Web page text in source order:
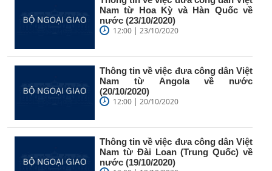
Nam từ Hoa Kỳ và Hàn Quốc về
nước (23/10/2020)
12:00 | 23/10/2020
Thông tin về việc đưa công dân Việt
Nam từ Angola về nước
(20/10/2020)
12:00 | 20/10/2020
Thông tin về việc đưa công dân Việt
Nam từ Đài Loan (Trung Quốc) về
nước (19/10/2020)